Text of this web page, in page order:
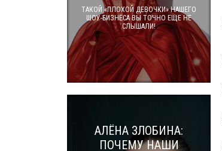
ТАКОЙ «ПЛОХОЙ ДЕВОЧКИ» НАШЕГО
ШОУ-БИЗНЕСА ВЫ ТОЧНО ЕЩЕ НЕ
СЛЫШАЛИ!
АЛЁНА ЗЛОБИНА:
ПОЧЕМУ НАШИ